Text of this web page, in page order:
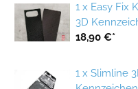
1 x Easy Fix
3D
18,90 €*
1 x Slimline